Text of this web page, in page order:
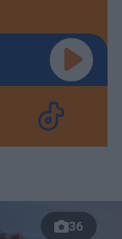
36